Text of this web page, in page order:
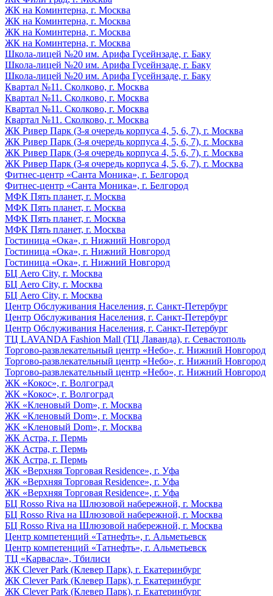
ЖК на Коминтерна, г. Москва
ЖК на Коминтерна, г. Москва
ЖК на Коминтерна, г. Москва
ЖК на Коминтерна, г. Москва
Школа-лицей №20 им. Арифа Гусейнзаде, г. Баку
Школа-лицей №20 им. Арифа Гусейнзаде, г. Баку
Школа-лицей №20 им. Арифа Гусейнзаде, г. Баку
Квартал №11. Сколково, г. Москва
Квартал №11. Сколково, г. Москва
Квартал №11. Сколково, г. Москва
Квартал №11. Сколково, г. Москва
ЖК Ривер Парк (3-я очередь корпуса 4, 5, 6, 7), г. Москва
ЖК Ривер Парк (3-я очередь корпуса 4, 5, 6, 7), г. Москва
ЖК Ривер Парк (3-я очередь корпуса 4, 5, 6, 7), г. Москва
ЖК Ривер Парк (3-я очередь корпуса 4, 5, 6, 7), г. Москва
Фитнес-центр «Санта Моника», г. Белгород
Фитнес-центр «Санта Моника», г. Белгород
МФК Пять планет, г. Москва
МФК Пять планет, г. Москва
МФК Пять планет, г. Москва
МФК Пять планет, г. Москва
Гостиница «Ока», г. Нижний Новгород
Гостиница «Ока», г. Нижний Новгород
Гостиница «Ока», г. Нижний Новгород
БЦ Aero City, г. Москва
БЦ Aero City, г. Москва
БЦ Aero City, г. Москва
Центр Обслуживания Населения, г. Санкт-Петербург
Центр Обслуживания Населения, г. Санкт-Петербург
Центр Обслуживания Населения, г. Санкт-Петербург
ТЦ LAVANDA Fashion Mall (ТЦ Лаванда), г. Севастополь
Торгово-развлекательный центр «Небо», г. Нижний Новгород
Торгово-развлекательный центр «Небо», г. Нижний Новгород
Торгово-развлекательный центр «Небо», г. Нижний Новгород
ЖК «Кокос», г. Волгоград
ЖК «Кокос», г. Волгоград
ЖК «Кленовый Dom», г. Москва
ЖК «Кленовый Dom», г. Москва
ЖК «Кленовый Dom», г. Москва
ЖК Астра, г. Пермь
ЖК Астра, г. Пермь
ЖК Астра, г. Пермь
ЖК «Верхняя Торговая Residence», г. Уфа
ЖК «Верхняя Торговая Residence», г. Уфа
ЖК «Верхняя Торговая Residence», г. Уфа
БЦ Rosso Riva на Шлюзовой набережной, г. Москва
БЦ Rosso Riva на Шлюзовой набережной, г. Москва
БЦ Rosso Riva на Шлюзовой набережной, г. Москва
Центр компетенций «Татнефть», г. Альметьевск
Центр компетенций «Татнефть», г. Альметьевск
ТЦ «Карвасла», Тбилиси
ЖК Clever Park (Клевер Парк), г. Екатеринбург
ЖК Clever Park (Клевер Парк), г. Екатеринбург
ЖК Clever Park (Клевер Парк), г. Екатеринбург